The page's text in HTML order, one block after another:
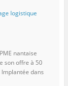
logistique
nantaise
son offre à 50
dans